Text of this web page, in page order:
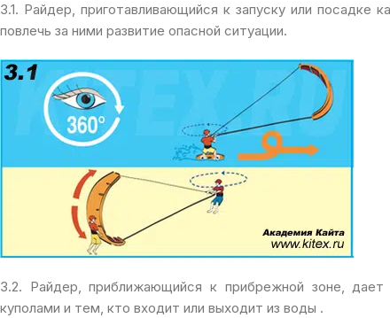
3.1. Райдер, приготавливающийся к запуску или посадке
повлечь за ними развитие опасной ситуации.
3.2. Райдер, приближающийся к прибрежной зоне,
куполами и тем, кто входит или выходит из воды .